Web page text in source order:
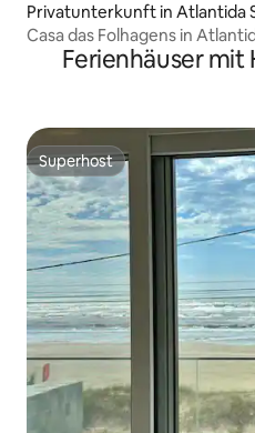
Privatunterkunft in Atlantida
Casa das Folhagens in
Ferienhäuser mit
Superhost
Superhost